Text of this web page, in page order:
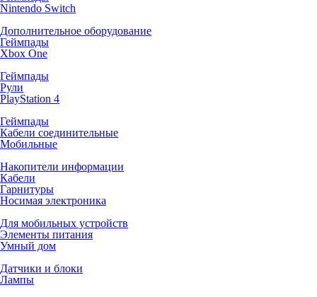
Nintendo Switch
Дополнительное оборудование
Геймпады
Xbox One
Геймпады
Рули
PlayStation 4
Геймпады
Кабели соединительные
Мобильные
Накопители информации
Кабели
Гарнитуры
Носимая электроника
Для мобильных устройств
Элементы питания
Умный дом
Датчики и блоки
Лампы